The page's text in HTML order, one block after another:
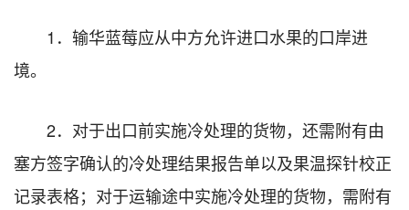
1．输华蓝莓应从中方允许进口水果的口岸进
境。
2．对于出口前实施冷处理的货物，还需附有由
塞方签字确认的冷处理结果报告单以及果温探针校正
记录表格；对于运输途中实施冷处理的货物，需附有